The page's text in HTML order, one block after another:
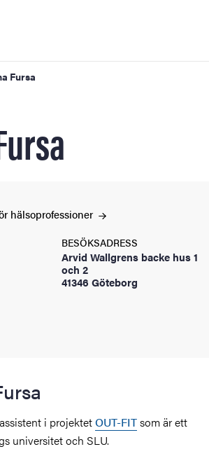
Fursa
hälsoprofessioner
BESÖKSADRESS
Arvid Wallgrens backe hus 1
och 2
41346 Göteborg
i projektetOUT-FITsom är ett
universitet och SLU.